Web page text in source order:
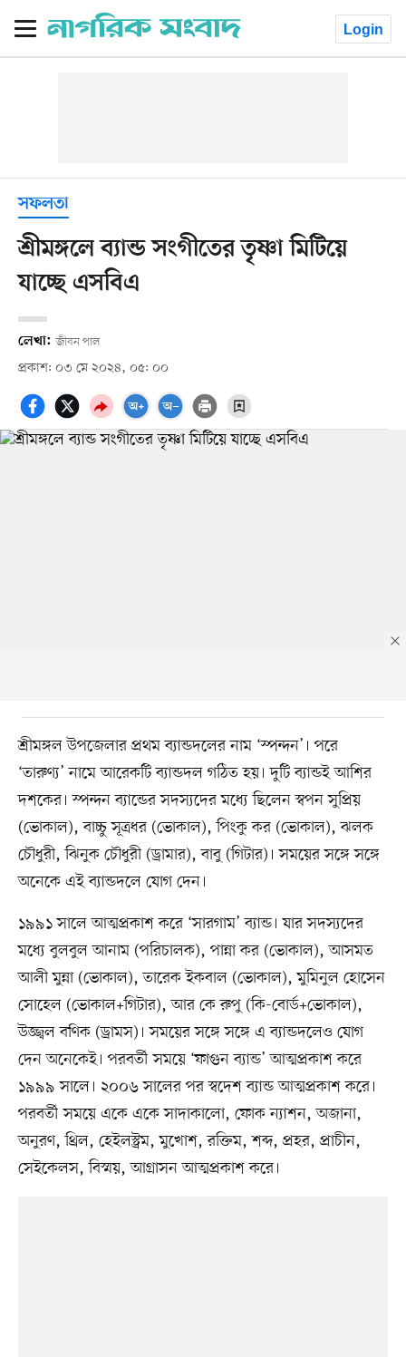
Login
সফলতা
শ্রীমঙ্গলে ব্যান্ড সংগীতের তৃষ্ণা মিটিয়ে
যাচ্ছে এসবিএ
লেখা: জীবন পাল
প্রকাশ: ০৩ মে ২০২৪, ০৫: ০০
শ্রীমঙ্গল উপজেলার প্রথম ব্যান্ডদলের নাম ‘স্পন্দন’। পরে
‘তারুণ্য’ নামে আরেকটি ব্যান্ডদল গঠিত হয়। দুটি ব্যান্ডই আশির
দশকের। স্পন্দন ব্যান্ডের সদস্যদের মধ্যে ছিলেন স্বপন সুপ্রিয়
(ভোকাল), বাচ্চু সূত্রধর (ভোকাল), পিংকু কর (ভোকাল), ঝলক
চৌধুরী, ঝিনুক চৌধুরী (ড্রামার), বাবু (গিটার)। সময়ের সঙ্গে সঙ্গে
অনেকে এই ব্যান্ডদলে যোগ দেন।
১৯৯১ সালে আত্মপ্রকাশ করে ‘সারগাম’ ব্যান্ড। যার সদস্যদের
মধ্যে বুলবুল আনাম (পরিচালক), পান্না কর (ভোকাল), আসমত
আলী মুন্না (ভোকাল), তারেক ইকবাল (ভোকাল), মুমিনুল হোসেন
সোহেল (ভোকাল+গিটার), আর কে রুপু (কি-বোর্ড+ভোকাল),
উজ্জ্বল বণিক (ড্রামস)। সময়ের সঙ্গে সঙ্গে এ ব্যান্ডদলেও যোগ
দেন অনেকেই। পরবর্তী সময়ে ‘ফাগুন ব্যান্ড’ আত্মপ্রকাশ করে
১৯৯৯ সালে। ২০০৬ সালের পর স্বদেশ ব্যান্ড আত্মপ্রকাশ করে।
পরবর্তী সময়ে একে একে সাদাকালো, ফোক ন্যাশন, অজানা,
অনুরণ, থ্রিল, হেইলস্ট্রম, মুখোশ, রক্তিম, শব্দ, প্রহর, প্রাচীন,
সেইকেলস, বিস্ময়, আগ্রাসন আত্মপ্রকাশ করে।